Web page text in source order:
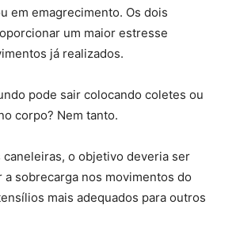
em emagrecimento. Os dois
um maior estresse
já realizados.
pode sair colocando coletes ou
corpo? Nem tanto.
caneleiras, o objetivo deveria ser
a sobrecarga nos movimentos do
mais adequados para outros